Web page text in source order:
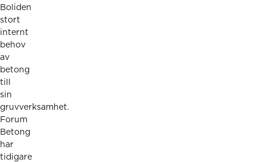
Boliden
stort
internt
behov
av
betong
till
sin
gruvverksamhet.
Forum
Betong
har
tidigare